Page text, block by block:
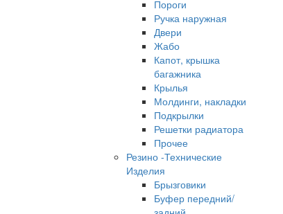
Пороги
Ручка наружная
Двери
Жабо
Капот, крышка
багажника
Крылья
Молдинги, накладки
Подкрылки
Решетки радиатора
Прочее
Резино -Технические
Изделия
Брызговики
Буфер передний/